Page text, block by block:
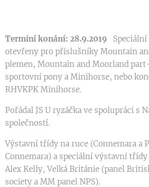
Termíní konání: 28.9.2019
otevřeny pro příslušníky Mountain
plemen, Mountain and Moorland
sportovní pony a Minihorse, nebo
RHVKPK Minihorse.
Pořádal JS U ryzáčka ve spolupráci s
společností.
Výstavní třídy na ruce (Connemara a
Connemara) a speciální výstavní
Alex Kelly, Velká Británie (panel
society a MM panel NPS).